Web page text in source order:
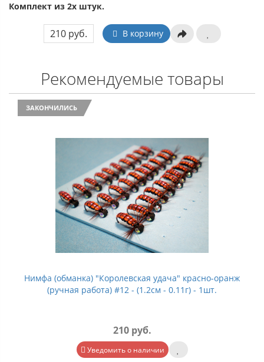
Комплект из 2х штук.
210 руб. В корзину
Рекомендуемые товары
ЗАКОНЧИЛИСЬ
Нимфа (обманка) "Королевская удача" красно-оранж
(ручная работа) #12 - (1.2см - 0.11г) - 1шт.
210 руб.
Уведомить о наличии